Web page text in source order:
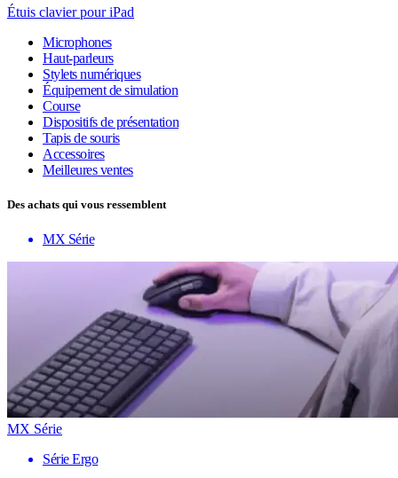
Étuis clavier pour iPad
Microphones
Haut-parleurs
Stylets numériques
Équipement de simulation
Course
Dispositifs de présentation
Tapis de souris
Accessoires
Meilleures ventes
Des achats qui vous ressemblent
MX Série
MX Série
Série Ergo